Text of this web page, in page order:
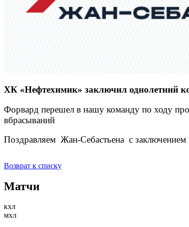
ХК «Нефтехимик» заключил однолетний
Форвард перешел в нашу команду по ходу
вбрасываний
Поздравляем Жан-Себастьена с заключением
Возврат к списку
Матчи
кхл
мхл